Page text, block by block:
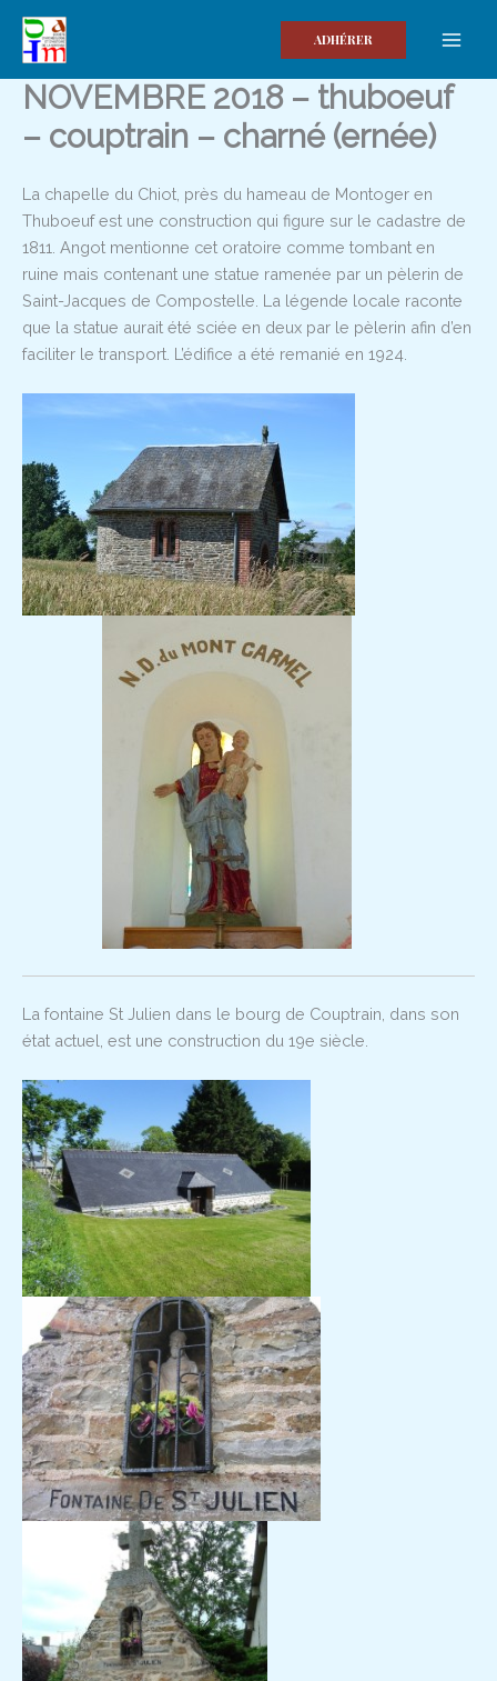
contenu
ADHÉRER
NOVEMBRE 2018 – thuboeuf
– couptrain – charné (ernée)
La chapelle du Chiot, près du hameau de Montoger en
Thuboeuf est une construction qui figure sur le cadastre de
1811. Angot mentionne cet oratoire comme tombant en
ruine mais contenant une statue ramenée par un pèlerin de
Saint-Jacques de Compostelle. La légende locale raconte
que la statue aurait été sciée en deux par le pèlerin afin d’en
faciliter le transport. L’édifice a été remanié en 1924.
La fontaine St Julien dans le bourg de Couptrain, dans son
état actuel, est une construction du 19e siècle.